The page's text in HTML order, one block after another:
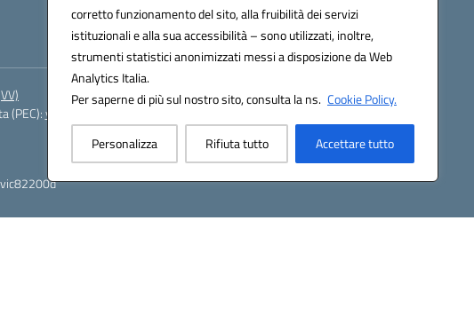
corretto funzionamento del sito, alla fruibilità dei servizi
istituzionali e alla sua accessibilità – sono utilizzati, inoltre,
strumenti statistici anonimizzati messi a disposizione da Web
Analytics Italia.
Per saperne di più sul nostro sito, consulta la ns. Cookie Policy.
Personalizza Rifiuta tutto Accettare tutto
(PEC):vvic82200d@pec.istruzione.it